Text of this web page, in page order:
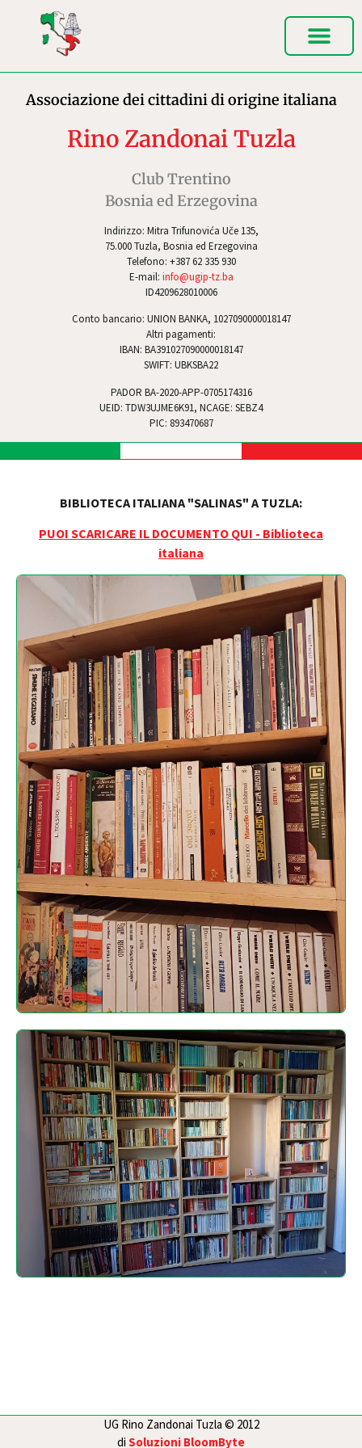
Indirizzo: Mitra Trifunovića Uče 135,
75.000 Tuzla, Bosnia ed Erzegovina
Telefono: +387 62 335 930
E-mail: info@ugip-tz.ba
ID4209628010006
Conto bancario: UNION BANKA, 1027090000018147
Altri pagamenti:
IBAN: BA391027090000018147
SWIFT: UBKSBA22
PADOR BA-2020-APP-0705174316
UEID: TDW3UJME6K91, NCAGE: SEBZ4
PIC: 893470687
Associazione dei cittadini di origine italiana
Rino Zandonai Tuzla
Club Trentino
Bosnia ed Erzegovina
BIBLIOTECA ITALIANA "SALINAS" A TUZLA:
PUOI SCARICARE IL DOCUMENTO QUI - Biblioteca
italiana
UG Rino Zandonai Tuzla © 2012
di Soluzioni BloomByte